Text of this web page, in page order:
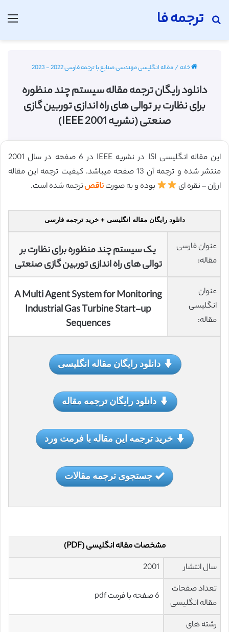
ترجمه فا
جستجو برای
خانه/مقاله انگلیسی مهندسی صنایع با ترجمه فارسی 2022 - 2023
دانلود رایگان ترجمه مقاله سیستم چند منظوره
برای نظارت بر توالی های راه اندازی توربین گازی
صنعتی (نشریه IEEE 2001)
این مقاله انگلیسی ISI در نشریه IEEE در 6 صفحه در سال 2001
منتشر شده و ترجمه آن 13 صفحه میباشد. کیفیت ترجمه این مقاله
ارزان – نقره ای
بوده و به صورتناقصترجمه شده است.
دانلود رایگان مقاله انگلیسی + خرید ترجمه فارسی
عنوان فارسی
مقاله:
یک سیستم چند منظوره برای نظارت بر
توالی های راه اندازی توربین گازی صنعتی
عنوان
انگلیسی
مقاله:
A Multi Agent System for Monitoring
Industrial Gas Turbine Start-up
Sequences
دانلود رایگان مقاله انگلیسی
دانلود رایگان ترجمه مقاله
خرید ترجمه این مقاله با فرمت ورد
جستجوی ترجمه مقالات
مشخصات مقاله انگلیسی (PDF)
سال انتشار
2001
تعداد صفحات
مقاله انگلیسی
6 صفحه با فرمت pdf
رشته های